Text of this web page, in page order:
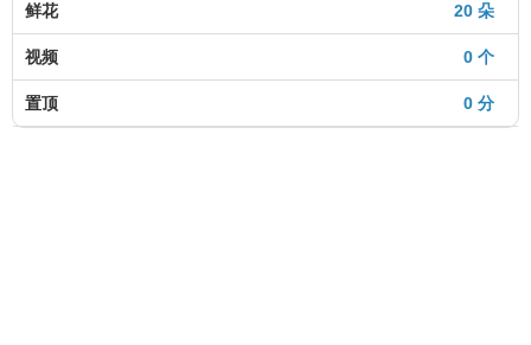
20 朵
鲜花
0 个
视频
0 分
置顶